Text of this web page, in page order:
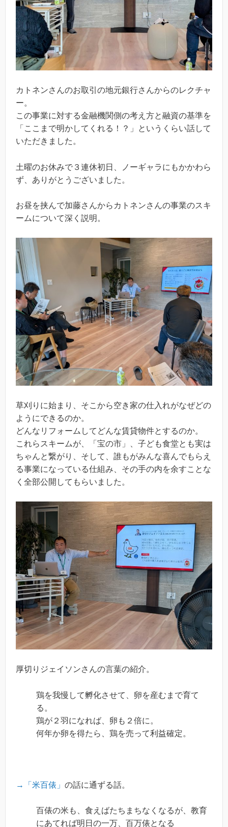
カトネンさんのお取引の地元銀行さんからのレクチャ
ー。
この事業に対する金融機関側の考え方と融資の基準を
「ここまで明かしてくれる！？」というくらい話して
いただきました。
土曜のお休みで３連休初日、ノーギャラにもかかわら
ず、ありがとうございました。
お昼を挟んで加藤さんからカトネンさんの事業のスキ
ームについて深く説明。
草刈りに始まり、そこから空き家の仕入れがなぜどの
ようにできるのか。
どんなリフォームしてどんな賃貸物件とするのか。
これらスキームが、「宝の市」、子ども食堂とも実は
ちゃんと繋がり、そして、誰もがみんな喜んでもらえ
る事業になっている仕組み、その手の内を余すことな
く全部公開してもらいました。
厚切りジェイソンさんの言葉の紹介。
鶏を我慢して孵化させて、卵を産むまで育て
る。
鶏が２羽になれば、卵も２倍に。
何年か卵を得たら、鶏を売って利益確定。
→「米百俵」 の話に通ずる話。
百俵の米も、食えばたちまちなくなるが、教育
にあてれば明日の一万、百万俵となる